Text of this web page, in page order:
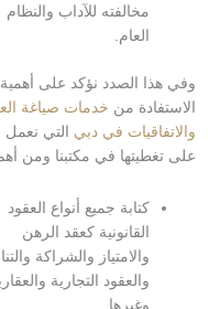
للآداب والنظام
الصدد نؤكد على أهمية
منخدمات صياغة العقود
في دبيالتي نعمل
في مكتبنا ومن أهمها:
جميع أنواع العقود
كعقد الرهن
والشراكة والتنازل
التجارية والعقارية